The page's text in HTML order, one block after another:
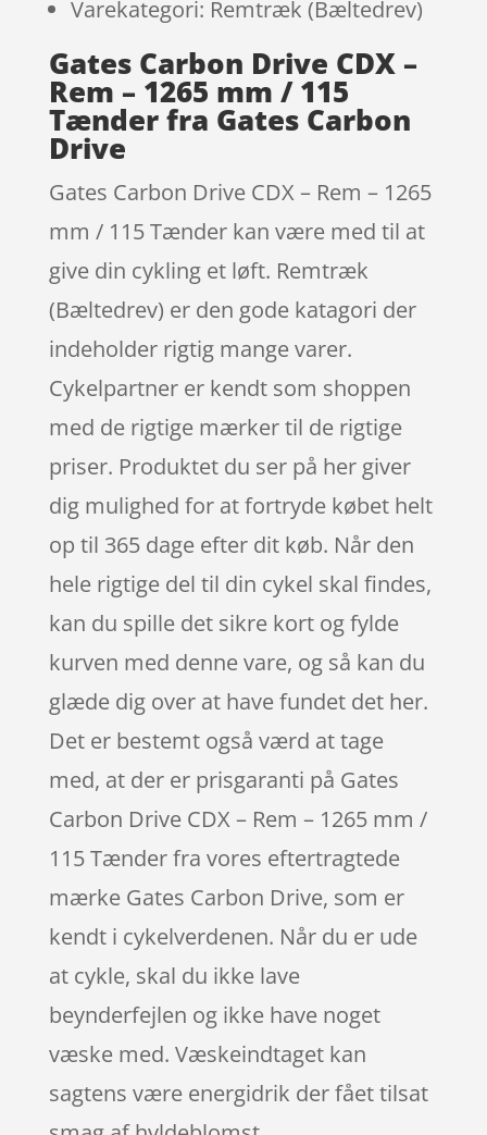
Varekategori: Remtræk (Bæltedrev)
Gates Carbon Drive CDX –
Rem – 1265 mm / 115
Tænder fra Gates Carbon
Drive
Gates Carbon Drive CDX – Rem – 1265
mm / 115 Tænder kan være med til at
give din cykling et løft. Remtræk
(Bæltedrev) er den gode katagori der
indeholder rigtig mange varer.
Cykelpartner er kendt som shoppen
med de rigtige mærker til de rigtige
priser. Produktet du ser på her giver
dig mulighed for at fortryde købet helt
op til 365 dage efter dit køb. Når den
hele rigtige del til din cykel skal findes,
kan du spille det sikre kort og fylde
kurven med denne vare, og så kan du
glæde dig over at have fundet det her.
Det er bestemt også værd at tage
med, at der er prisgaranti på Gates
Carbon Drive CDX – Rem – 1265 mm /
115 Tænder fra vores eftertragtede
mærke Gates Carbon Drive, som er
kendt i cykelverdenen. Når du er ude
at cykle, skal du ikke lave
beynderfejlen og ikke have noget
væske med. Væskeindtaget kan
sagtens være energidrik der fået tilsat